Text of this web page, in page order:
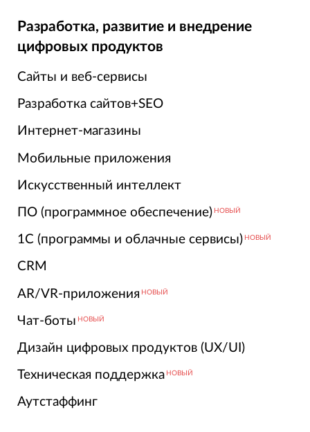
Разработка, развитие и внедрение
цифровых продуктов
Сайты и веб-сервисы
Разработка сайтов+SEO
Интернет-магазины
Мобильные приложения
Искусственный интеллект
ПО (программное обеспечение) НОВЫЙ
1С (программы и облачные сервисы) НОВЫЙ
CRM
AR/VR-приложения НОВЫЙ
Чат-боты НОВЫЙ
Дизайн цифровых продуктов (UX/UI)
Техническая поддержка НОВЫЙ
Аутстаффинг